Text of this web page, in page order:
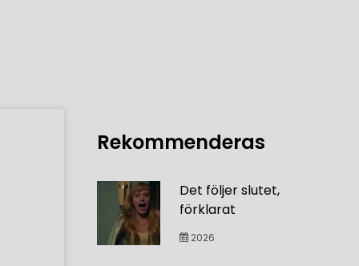
Rekommenderas
Det följer slutet,
förklarat
2026